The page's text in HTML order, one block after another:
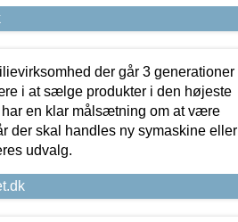
der går 3 generationer
i at sælge produkter i den højeste
en klar målsætning om at være
der skal handles ny symaskine eller
udvalg.